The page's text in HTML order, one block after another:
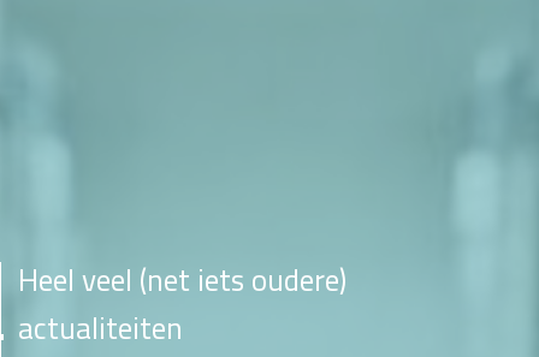
Heel veel (net iets oudere)
actualiteiten